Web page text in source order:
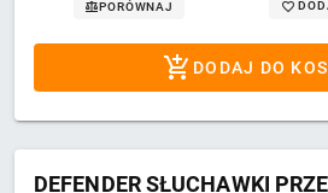
PORÓWNAJ
DODAJ DO
DEFENDER SŁUCHAWKI